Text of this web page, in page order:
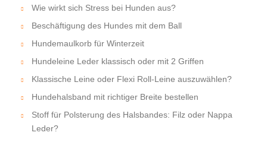
Wie wirkt sich Stress bei Hunden aus?
Beschäftigung des Hundes mit dem Ball
Hundemaulkorb für Winterzeit
Hundeleine Leder klassisch oder mit 2 Griffen
Klassische Leine oder Flexi Roll-Leine auszuwählen?
Hundehalsband mit richtiger Breite bestellen
Stoff für Polsterung des Halsbandes: Filz oder Nappa
Leder?